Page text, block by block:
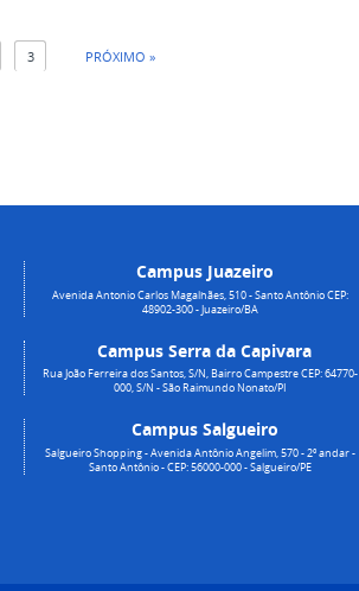
3 PRÓXIMO »
Campus Juazeiro
Avenida Antonio Carlos Magalhães, 510 - Santo Antônio CEP:
48902-300 - Juazeiro/BA
Campus Serra da Capivara
Rua João Ferreira dos Santos, S/N, Bairro Campestre CEP: 64770-
000, S/N - São Raimundo Nonato/PI
Campus Salgueiro
Salgueiro Shopping - Avenida Antônio Angelim, 570 - 2º andar -
Santo Antônio - CEP: 56000-000 - Salgueiro/PE